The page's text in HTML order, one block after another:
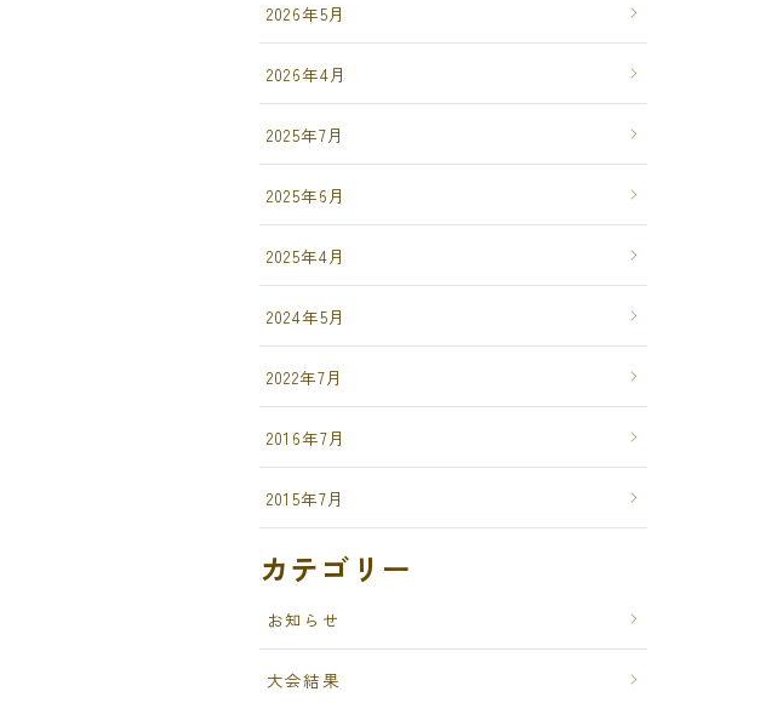
2026年5月
2026年4月
2025年7月
2025年6月
2025年4月
2024年5月
2022年7月
2016年7月
2015年7月
カテゴリー
お知らせ
大会結果